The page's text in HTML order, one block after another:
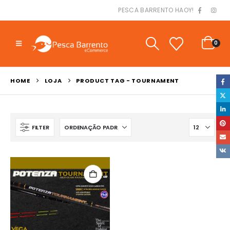
PESCA BARRENTO HAOY!
0
HOME LOJA PRODUCT TAG - TOURNAMENT
FILTER